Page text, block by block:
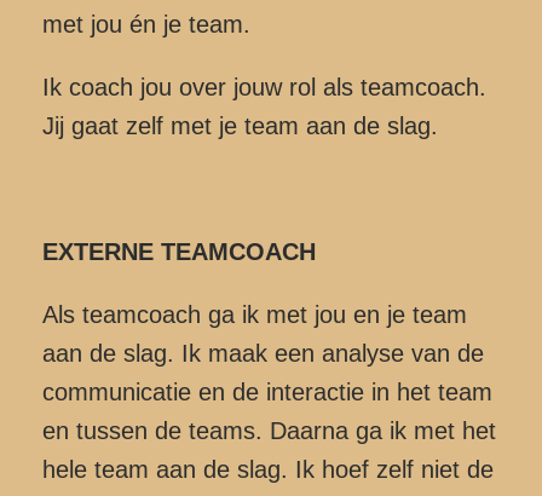
met jou én je team.
Ik coach jou over jouw rol als teamcoach.
Jij gaat zelf met je team aan de slag.
EXTERNE TEAMCOACH
Als teamcoach ga ik met jou en je team
aan de slag. Ik maak een analyse van de
communicatie en de interactie in het team
en tussen de teams. Daarna ga ik met het
hele team aan de slag. Ik hoef zelf niet de